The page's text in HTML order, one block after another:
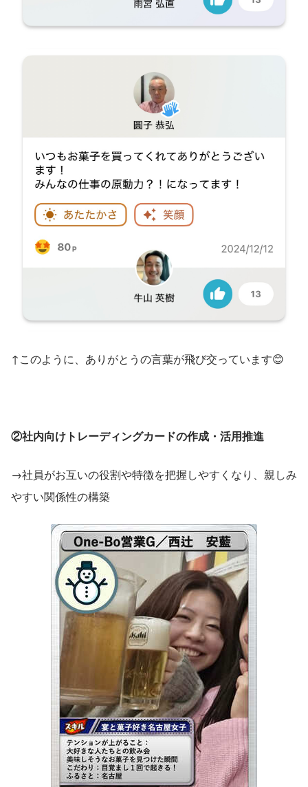
↑このように、ありがとうの言葉が飛び交っています😊
②社内向けトレーディングカードの作成・活用推進
→社員がお互いの役割や特徴を把握しやすくなり、親しみ
やすい関係性の構築